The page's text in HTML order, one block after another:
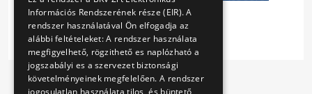
2015
Információs Rendszerének része (EIR). A
rendszer használatával Ön elfogadja az
alábbi feltételeket: A rendszer használata
megfigyelhető, rögzithető es naplózható a
jogszabályi es a szervezet biztonsági
követelményeinek megfelelően. A rendszer
jogosulatlan használata tilos, és büntető